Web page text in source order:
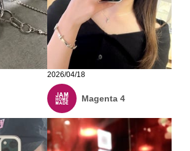
2026/04/18
Magenta 4